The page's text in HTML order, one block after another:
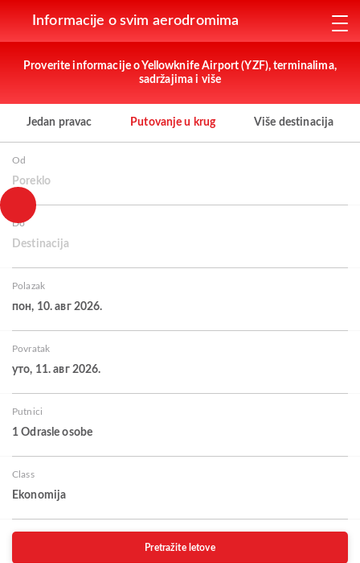
Informacije o svim aerodromima
Proverite informacije o Yellowknife Airport (YZF), terminalima,
sadržajima i više
Jedan pravac Putovanje u krug Više destinacija
Od
Poreklo
Do
Destinacija
Polazak
пон, 10. авг 2026.
Povratak
уто, 11. авг 2026.
Putnici
1 Odrasle osobe
Class
Ekonomija
Pretražite letove